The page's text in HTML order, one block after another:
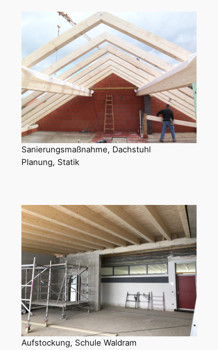
Sanierungsmaßnahme, Dachstuhl
Planung, Statik
Aufstockung, Schule Waldram